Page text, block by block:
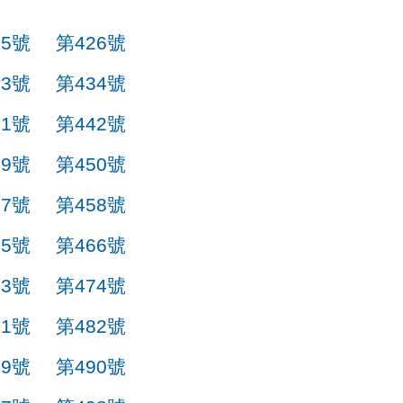
號
第426號
號
第434號
號
第442號
號
第450號
號
第458號
號
第466號
號
第474號
號
第482號
號
第490號